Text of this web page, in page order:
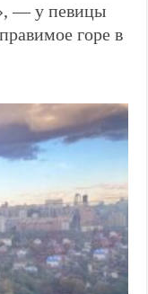
— у певицы
горе в